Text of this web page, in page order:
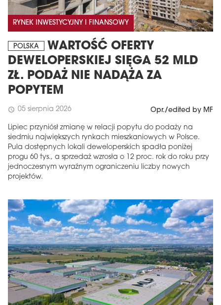
RYNEK INWESTYCYJNY I FINANSOWY
POLSKA
WARTOŚĆ OFERTY
DEWELOPERSKIEJ SIĘGA 52 MLD
ZŁ. PODAŻ NIE NADĄŻA ZA
POPYTEM
schedule 05 sierpnia 2026 Opr./edited by MF
Lipiec przyniósł zmianę w relacji popytu do podaży na
siedmiu największych rynkach mieszkaniowych w Polsce.
Pula dostępnych lokali deweloperskich spadła poniżej
progu 60 tys., a sprzedaż wzrosła o 12 proc. rok do roku przy
jednoczesnym wyraźnym ograniczeniu liczby nowych
projektów.
Wydanie 6 (308)
CZERWIEC 2026
Więcej w tym wydaniu
arrow_forward